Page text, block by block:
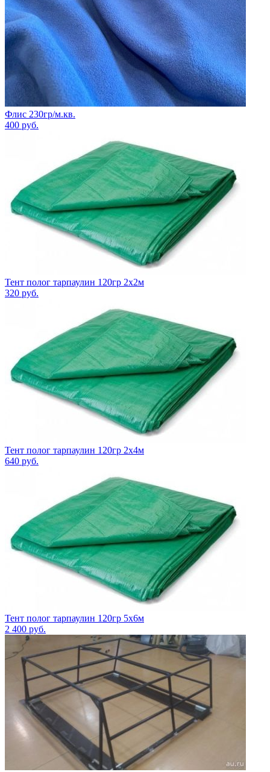
Флис 230гр/м.кв.
400 руб.
Тент полог тарпаулин 120гр 2х2м
320 руб.
Тент полог тарпаулин 120гр 2х4м
640 руб.
Тент полог тарпаулин 120гр 5х6м
2 400 руб.